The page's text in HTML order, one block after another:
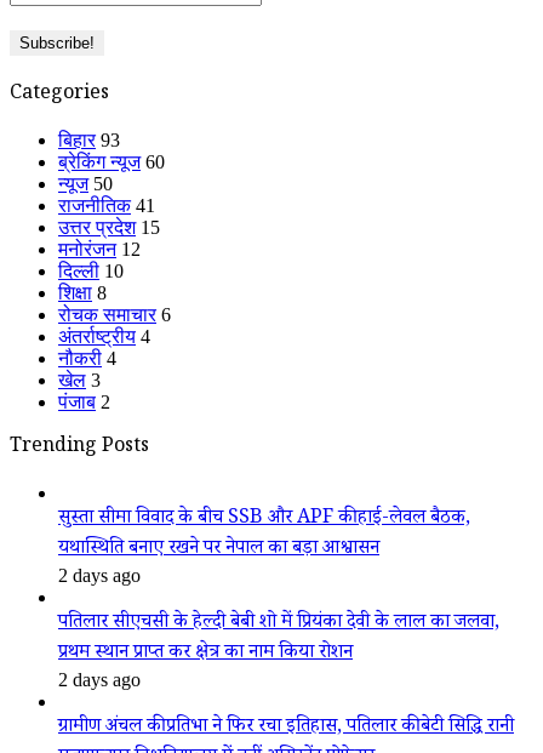
Categories
बिहार 93
ब्रेकिंग न्यूज 60
न्यूज 50
राजनीतिक 41
उत्तर प्रदेश 15
मनोरंजन 12
दिल्ली 10
शिक्षा 8
रोचक समाचार 6
अंतर्राष्ट्रीय 4
नौकरी 4
खेल 3
पंजाब 2
Trending Posts
सुस्ता सीमा विवाद के बीच SSB और APF की हाई-लेवल बैठक,
यथास्थिति बनाए रखने पर नेपाल का बड़ा आश्वासन
2 days ago
पतिलार सीएचसी के हेल्दी बेबी शो में प्रियंका देवी के लाल का जलवा,
प्रथम स्थान प्राप्त कर क्षेत्र का नाम किया रोशन
2 days ago
ग्रामीण अंचल की प्रतिभा ने फिर रचा इतिहास, पतिलार की बेटी सिद्धि रानी